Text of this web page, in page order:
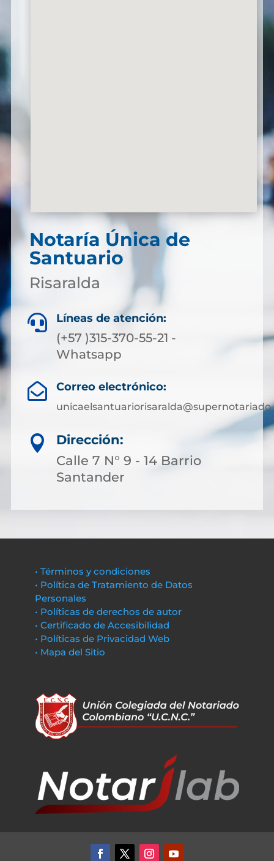
Notaría Única de
Santuario
Risaralda
 Líneas de atención:
(+57 )315-370-55-21 -
Whatsapp
 Correo electrónico:

Dirección:
Calle 7 N° 9 - 14 Barrio
Santander
• Términos y condiciones
• Política de Tratamiento de Datos
Personales
• Políticas de derechos de autor
• Certificado de Accesibilidad
• Políticas de Privacidad Web
• Mapa del Sitio